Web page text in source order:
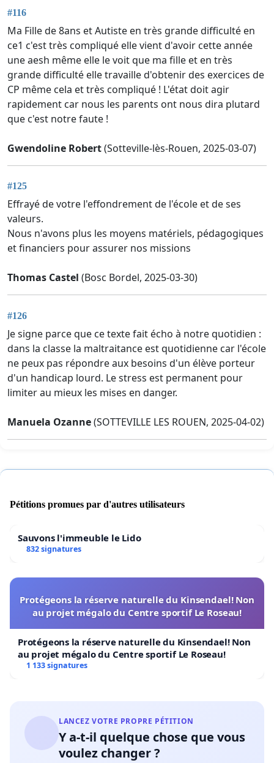
#116
Ma Fille de 8ans et Autiste en très grande difficulté en
ce1 c'est très compliqué elle vient d'avoir cette année
une aesh même elle le voit que ma fille et en très
grande difficulté elle travaille d'obtenir des exercices de
CP même cela et très compliqué ! L'état doit agir
rapidement car nous les parents ont nous dira plutard
que c'est notre faute !
Gwendoline Robert(Sotteville-lès-Rouen, 2025-03-07)
#125
Effrayé de votre l'effondrement de l'école et de ses
valeurs.
Nous n'avons plus les moyens matériels, pédagogiques
et financiers pour assurer nos missions
Thomas Castel (Bosc Bordel, 2025-03-30)
#126
Je signe parce que ce texte fait écho à notre quotidien :
dans la classe la maltraitance est quotidienne car l'école
ne peux pas répondre aux besoins d'un élève porteur
d'un handicap lourd. Le stress est permanent pour
limiter au mieux les mises en danger.
Manuela Ozanne(SOTTEVILLE LES ROUEN, 2025-04-02)
Pétitions promues par d'autres utilisateurs
Sauvons l'immeuble le Lido
832 signatures
Protégeons la réserve naturelle du Kinsendael! Non
au projet mégalo du Centre sportif Le Roseau!
Protégeons la réserve naturelle du Kinsendael! Non
au projet mégalo du Centre sportif Le Roseau!
1 133 signatures
LANCEZ VOTRE PROPRE PÉTITION
Y a-t-il quelque chose que vous
voulez changer ?